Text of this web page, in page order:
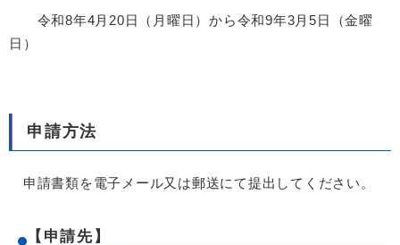
令和8年4月20日（月曜日）から令和9年3月5日（金曜
日）
申請方法
申請書類を電子メール又は郵送にて提出してください。
【申請先】